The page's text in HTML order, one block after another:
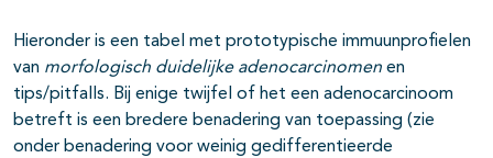
Hieronder is een tabel met prototypische immuunprofielen
van morfologisch duidelijke adenocarcinomen en
tips/pitfalls. Bij enige twijfel of het een adenocarcinoom
betreft is een bredere benadering van toepassing (zie
onder benadering voor weinig gedifferentieerde